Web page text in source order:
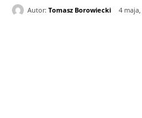
Autor: Tomasz Borowiecki 4 maja,